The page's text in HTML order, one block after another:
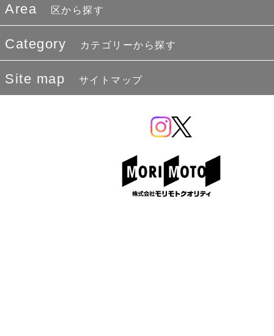
Area 区から探す
Category カテゴリーから探す
Site map サイトマップ